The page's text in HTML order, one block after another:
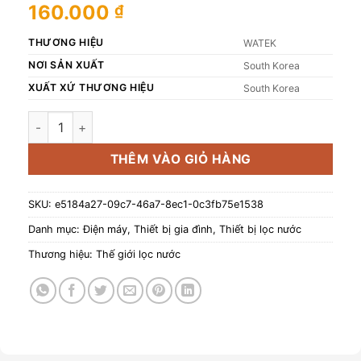
160.000 ₫
THƯƠNG HIỆU
WATEK
NƠI SẢN XUẤT
South Korea
XUẤT XỨ THƯƠNG HIỆU
South Korea
Lõi lọc Sendiment đúc nguyên khối Hàn Quốc, model: FK-
THÊM VÀO GIỎ HÀNG
SKU: e5184a27-09c7-46a7-8ec1-0c3fb75e1538
Danh mục:Điện máy, Thiết bị gia đình, Thiết bị lọc nước
Thương hiệu: Thế giới lọc nước